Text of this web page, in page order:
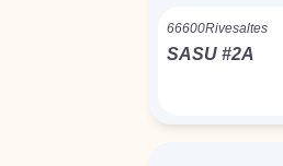
66600Rivesaltes
SASU #2A